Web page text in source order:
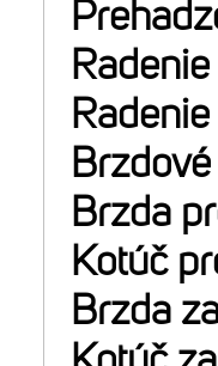
Brzda
Kotúč
Brzda